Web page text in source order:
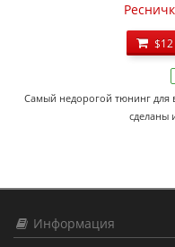
$12
Самый недорогой тюнинг для
сделаны
Информация